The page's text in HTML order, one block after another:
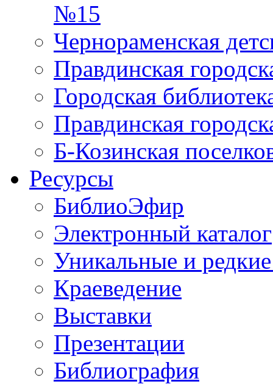
№15
Чернораменская
Правдинская
Городская
Правдинская
Б-Козинская
Ресурсы
БиблиоЭфир
Электронный каталог
Уникальные и
Краеведение
Выставки
Презентации
Библиография